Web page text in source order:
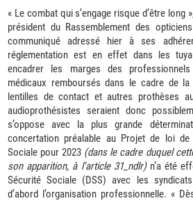
« Le combat qui s’engage risque d’être long
président du Rassemblement des
communiqué adressé hier à ses
réglementation est en effet dans les
encadrer les marges des
médicaux remboursés dans le cadre de
lentilles de contact et autres prothèses
audioprothésistes seraient donc
s’oppose avec la plus grande
concertation préalable au Projet de loi de
Sociale pour 2023 (dans le cadre duquel
son apparition, à l’article 31_ndlr)n’a été
Sécurité Sociale (DSS) avec les
d’abord l’organisation professionnelle. «